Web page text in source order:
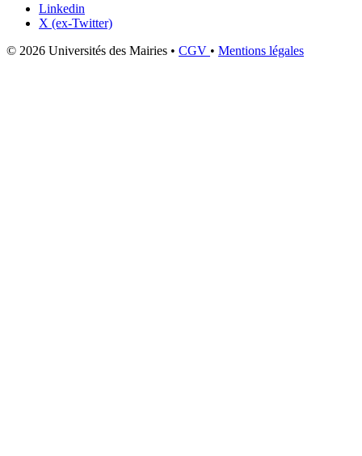
Linkedin
X (ex-Twitter)
© 2026 Universités des Mairies • CGV • Mentions légales